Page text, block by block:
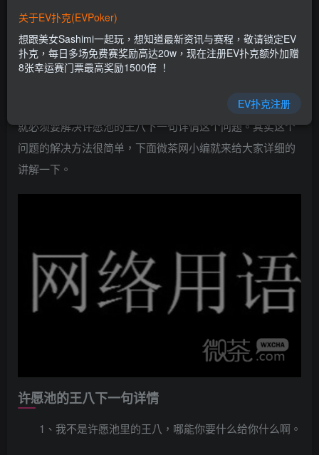
乐场|EV扑克游戏网址发布页——EV扑克下载
(www.evpk66.com)
考验玩家实力和策略的游戏。想要在这款游戏中玩好，那么
就必须要解决许愿池的王八下一句详情这个问题。其实这个
问题的解决方法很简单，下面微茶网小编就来给大家详细的
讲解一下。
许愿池的王八下一句详情
1、我不是许愿池里的王八，哪能你要什么给你什么啊。
关于EV扑克(EVPoker)
想跟美女Sashimi一起玩，想知道最新资讯与赛程，敬请锁定EV
扑克，每日多场免费赛奖励高达20w，现在注册EV扑克额外加赠
8张幸运赛门票最高奖励1500倍 ！
EV扑克注册